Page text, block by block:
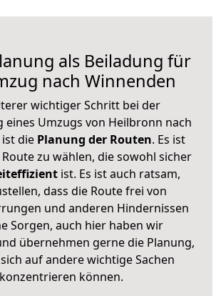
als Beiladung für
nach Winnenden
wichtiger Schritt bei der
eines Umzugs von Heilbronn nach
die Planung der Routen. Es ist
zu wählen, die sowohl sicher
ist. Es ist auch ratsam,
dass die Route frei von
und anderen Hindernissen
Sorgen, auch hier haben wir
übernehmen gerne die Planung,
auf andere wichtige Sachen
konzentrieren können.